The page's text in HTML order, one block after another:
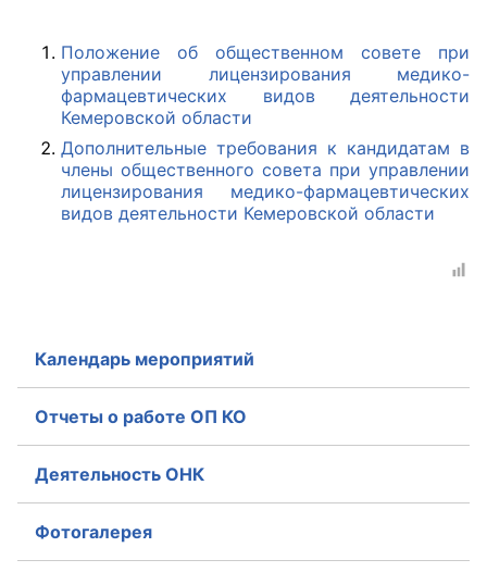
Главная
Общественные советы
Общественные советы при территориальных
оказания услуг
О Палате
Структура Палаты
Экспертный совет ОП КО
Положение об общественном совете при
управлении лицензирования медико-
фармацевтических видов деятельности
Кемеровской области
Дополнительные требования к кандидатам в
члены общественного совета при управлении
лицензирования медико-фармацевтических
видов деятельности Кемеровской области
Календарь мероприятий
Отчеты о работе ОП КО
Деятельность ОНК
Фотогалерея